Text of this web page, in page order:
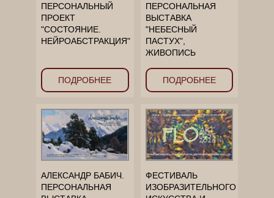
ПЕРСОНАЛЬНЫЙ
ПРОЕКТ
"СОСТОЯНИЕ.
НЕЙРОАБСТРАКЦИЯ"
ПОДРОБНЕЕ
ПЕРСОНАЛЬНАЯ
ВЫСТАВКА
"НЕБЕСНЫЙ
ПАСТУХ",
ЖИВОПИСЬ
ПОДРОБНЕЕ
АЛЕКСАНДР БАБИЧ.
ПЕРСОНАЛЬНАЯ
ФЕСТИВАЛЬ
ИЗОБРАЗИТЕЛЬНОГО